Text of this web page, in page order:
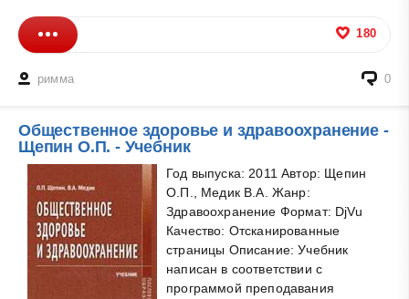
180
римма 0
Общественное здоровье и здравоохранение -
Щепин О.П. - Учебник
Год выпуска: 2011 Автор: Щепин
О.П., Медик В.А. Жанр:
Здравоохранение Формат: DjVu
Качество: Отсканированные
страницы Описание: Учебник
написан в соответствии с
программой преподавания